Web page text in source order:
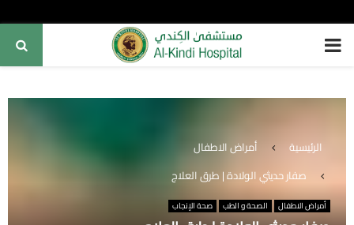
PRIMARY
الرئيسية
أمراض الاطفال
صفار حديثي الولادة | طرق العلاج
أمراض الاطفال الصحة و الطب صحة الإنجاب